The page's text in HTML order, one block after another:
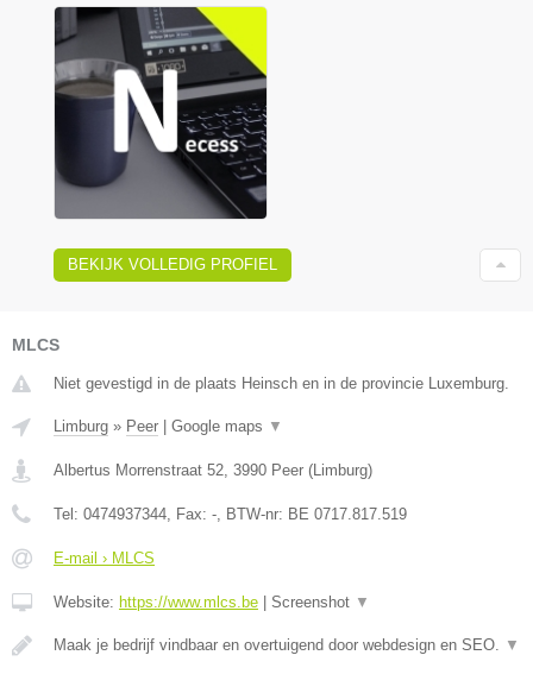
BEKIJK VOLLEDIG PROFIEL
MLCS
Niet gevestigd in de plaats Heinsch en in de provincie Luxemburg.
Limburg » Peer Google maps ▼
Albertus Morrenstraat 52, 3990 Peer (Limburg)
Tel: 0474937344, Fax: -, BTW-nr: BE 0717.817.519
E-mail › MLCS
Website: https://www.mlcs.be Screenshot ▼
Maak je bedrijf vindbaar en overtuigend door webdesign en SEO. ▼